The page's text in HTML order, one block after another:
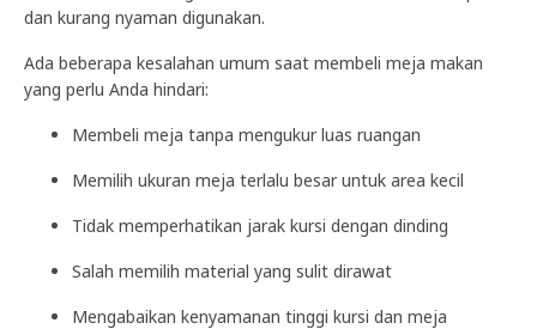
dan kurang nyaman digunakan.
Ada beberapa kesalahan umum saat membeli meja makan
yang perlu Anda hindari:
Membeli meja tanpa mengukur luas ruangan
Memilih ukuran meja terlalu besar untuk area kecil
Tidak memperhatikan jarak kursi dengan dinding
Salah memilih material yang sulit dirawat
Mengabaikan kenyamanan tinggi kursi dan meja